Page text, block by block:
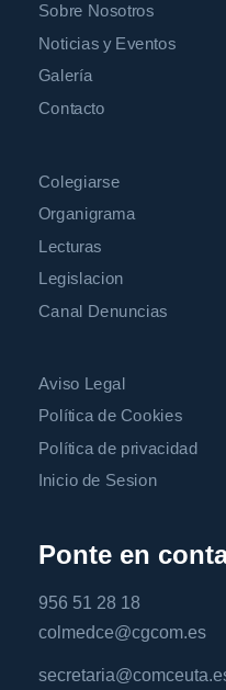
Sobre Nosotros
Noticias y Eventos
Galería
Contacto
Colegiarse
Organigrama
Lecturas
Legislacion
Canal Denuncias
Aviso Legal
Política de Cookies
Política de privacidad
Inicio de Sesion
Ponte en
956 51 28 18
colmedce@cgcom.es